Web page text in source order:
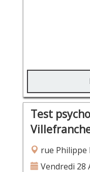
Test
rue Philippe
Vendredi 28